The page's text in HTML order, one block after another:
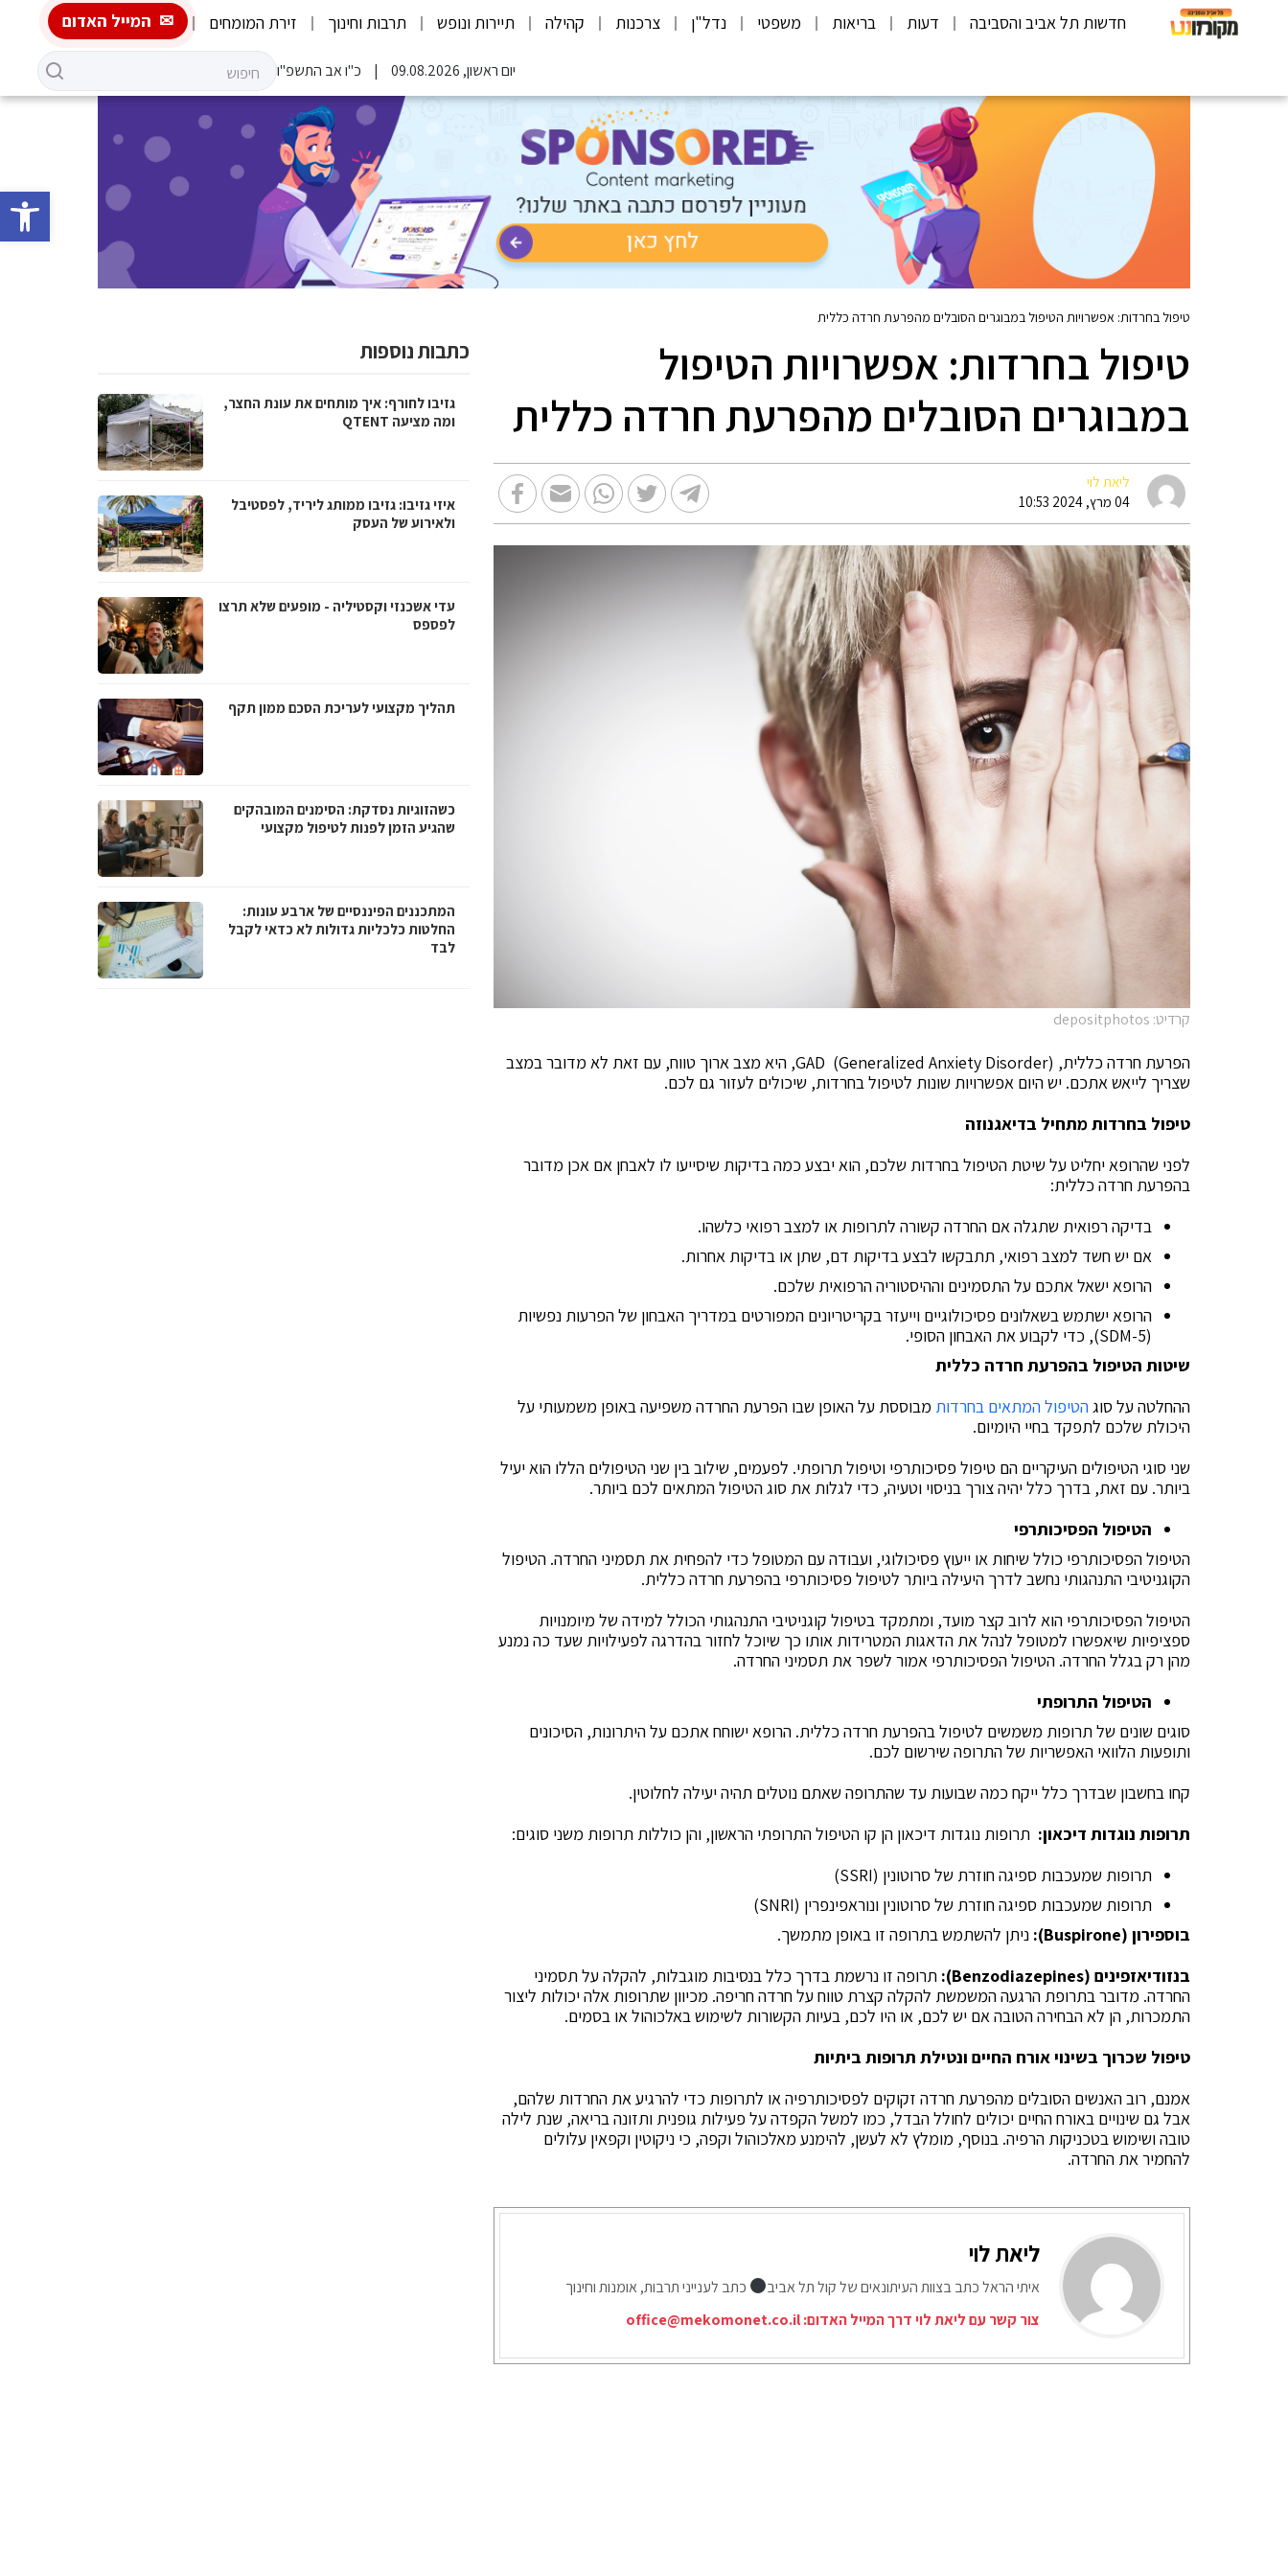
פתח
חדשות תל אביב והסביבה דעות בריאות משפטי נדל"ן צרכנות קהילה תיירות ונופש תרבות וחינוך זירת המומחים המייל האדום
יום ראשון, 09.08.2026 כ"ו אב התשפ"ו
טיפול בחרדות: אפשרויות הטיפול במבוגרים הסובלים מהפרעת חרדה כללית
טיפול בחרדות: אפשרויות הטיפול
במבוגרים הסובלים מהפרעת חרדה כללית
ליאת לוי
04 מרץ, 2024 10:53
קרדיט: depositphotos
הפרעת חרדה כללית, GAD (Generalized Anxiety Disorder), היא מצב ארוך טווח, עם זאת לא מדובר במצב
שצריך לייאש אתכם. יש היום אפשרויות שונות לטיפול בחרדות, שיכולים לעזור גם לכם.
טיפול בחרדותמתחיל בדיאגנוזה
לפני שהרופא יחליט על שיטת הטיפול בחרדות שלכם, הוא יבצע כמה בדיקות שיסייעו לו לאבחן אם אכן מדובר
בהפרעת חרדה כללית:
בדיקה רפואית שתגלה אם החרדה קשורה לתרופות או למצב רפואי כלשהו.
אם יש חשד למצב רפואי, תתבקשו לבצע בדיקות דם, שתן או בדיקות אחרות.
הרופא ישאל אתכם על התסמינים וההיסטוריה הרפואית שלכם.
הרופא ישתמש בשאלונים פסיכולוגיים וייעזר בקריטריונים המפורטים במדריך האבחון של הפרעות נפשיות
(SDM-5), כדי לקבוע את האבחון הסופי.
שיטות הטיפול בהפרעת חרדה כללית
ההחלטה על סוג הטיפול המתאים בחרדות מבוססת על האופן שבו הפרעת החרדה משפיעה באופן משמעותי על
היכולת שלכם לתפקד בחיי היומיום.
שני סוגי הטיפולים העיקריים הם טיפול פסיכותרפי וטיפול תרופתי. לפעמים, שילוב בין שני הטיפולים הללו הוא יעיל
ביותר. עם זאת, בדרך כלל יהיה צורך בניסוי וטעיה, כדי לגלות את סוג הטיפול המתאים לכם ביותר.
הטיפול הפסיכותרפי
הטיפול הפסיכותרפי כולל שיחות או ייעוץ פסיכולוגי, ועבודה עם המטופל כדי להפחית את תסמיני החרדה. הטיפול
הקוגניטיבי התנהגותי נחשב לדרך היעילה ביותר לטיפול פסיכותרפי בהפרעת חרדה כללית.
הטיפול הפסיכותרפי הוא לרוב קצר מועד, ומתמקד בטיפול קוגניטיבי התנהגותי הכולל למידה של מיומנויות
ספציפיות שיאפשרו למטופל לנהל את הדאגות המטרידות אותו כך שיוכל לחזור בהדרגה לפעילויות שעד כה נמנע
מהן רק בגלל החרדה. הטיפול הפסיכותרפי אמור לשפר את תסמיני החרדה.
הטיפול התרופתי
סוגים שונים של תרופות משמשים לטיפול בהפרעת חרדה כללית. הרופא ישוחח אתכם על היתרונות, הסיכונים
ותופעות הלוואי האפשריות של התרופה שירשום לכם.
קחו בחשבון שבדרך כלל ייקח כמה שבועות עד שהתרופה שאתם נוטלים תהיה יעילה לחלוטין.
תרופות נוגדות דיכאון: תרופות נוגדות דיכאון הן קו הטיפול התרופתי הראשון, והן כוללות תרופות משני סוגים:
תרופות שמעכבות ספיגה חוזרת של סרוטונין (SSRI)
תרופות שמעכבות ספיגה חוזרת של סרוטונין ונוראפינפרין (SNRI)
בוספירון (Buspirone
): ניתן להשתמש בתרופה זו באופן מתמשך.
בנזודיאזפינים (Benzodiazepines
): תרופה זו נרשמת בדרך כלל בנסיבות מוגבלות, להקלה על תסמיני
החרדה. מדובר בתרופת הרגעה המשמשת להקלה קצרת טווח על חרדה חריפה. מכיוון שתרופות אלה יכולות ליצור
התמכרות, הן לא הבחירה הטובה אם יש לכם, או היו לכם, בעיות הקשורות לשימוש באלכוהול או בסמים.
טיפול שכרוך בשינוי אורח החיים ונטילת תרופות ביתיות
אמנם, רוב האנשים הסובלים מהפרעת חרדה זקוקים לפסיכותרפיה או לתרופות כדי להרגיע את החרדות שלהם,
אבל גם שינויים באורח החיים יכולים לחולל הבדל, כמו למשל הקפדה על פעילות גופנית ותזונה בריאה, שנת לילה
טובה ושימוש בטכניקות הרפיה. בנוסף, מומלץ לא לעשן, להימנע מאלכוהול וקפה, כי ניקוטין וקפאין עלולים
להחמיר את החרדה.
ליאת לוי
איתי הראל כתב בצוות העיתונאים של קול תל אביב
כתב לענייני תרבות, אומנות וחינוך
צור קשר עם ליאת לוי דרך המייל האדום:office@mekomonet.co.il
כתבות נוספות
גזיבו לחורף: איך מותחים את עונת החצר,
ומה מציעה QTENT
איזי גזיבו: גזיבו ממותג ליריד, לפסטיבל
ולאירוע של העסק
עדי אשכנזי וקסטיליה - מופעים שלא תרצו
לפספס
תהליך מקצועי לעריכת הסכם ממון תקף
כשהזוגיות נסדקת: הסימנים המובהקים
שהגיע הזמן לפנות לטיפול מקצועי
המתכננים הפיננסיים של ארבע עונות:
החלטות כלכליות גדולות לא כדאי לקבל
לבד